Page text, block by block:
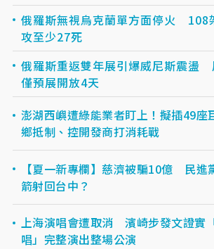
俄羅斯無視烏克蘭單方面停火 108
攻至少27死
俄羅斯重返雙年展引爆威尼斯震盪
僅預展開放4天
澎湖西嶼遭綠能業者盯上！擬插49
鄉抵制、控開發商打消耗戰
【夏一新專欄】慈濟被騙10億 民進
箭射回台中？
上海演唱會遭取消 濱崎步發文證實
唱」完整演出整場公演